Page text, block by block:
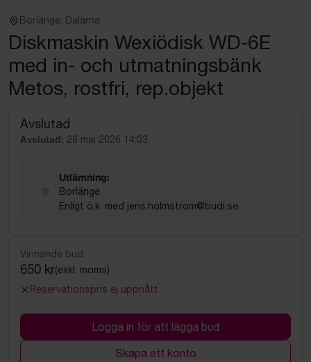
Borlänge, Dalarna
Diskmaskin Wexiödisk WD-6E
med in- och utmatningsbänk
Metos, rostfri, rep.objekt
Avslutad
Avslutad: 28 maj 2026 14:03
Utlämning:
Borlänge
Enligt ö.k. med jens.holmstrom@budi.se
Vinnande bud
650 kr(exkl. moms)
Reservationspris ej uppnått
Logga in för att lägga bud
Skapa ett konto